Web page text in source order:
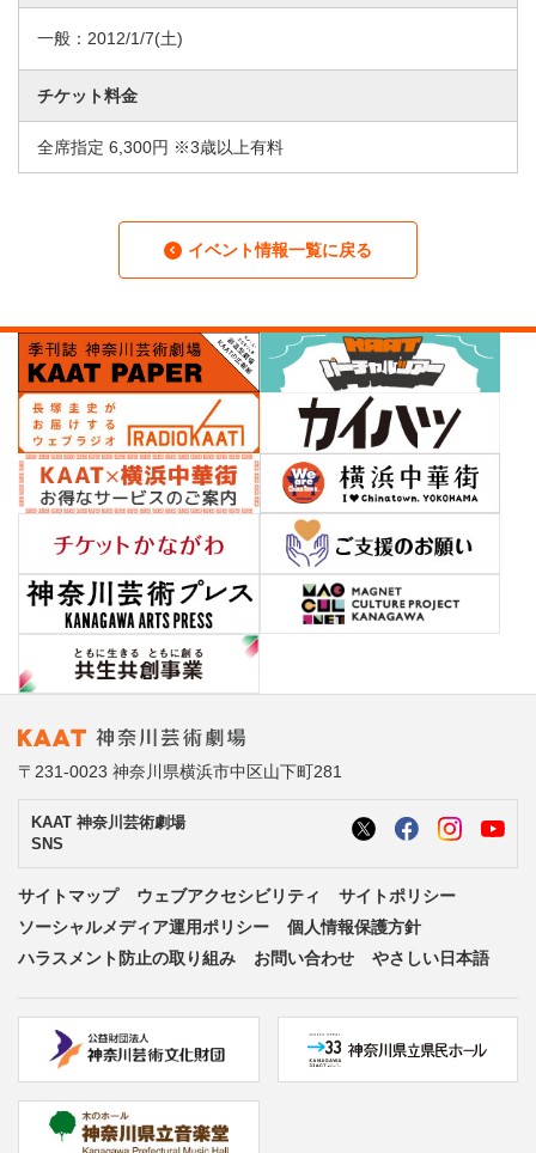
一般： 2012/1/7(土)
チケット料金
全席指定 6,300円 ※3歳以上有料
イベント情報一覧に戻る
〒231-0023 神奈川県横浜市中区山下町281
KAAT 神奈川芸術劇場
SNS
サイトマップ ウェブアクセシビリティ
サイトポリシー
ソーシャルメディア運用ポリシー
個人情報保護方針
ハラスメント防止の取り組み
お問い合わせ やさしい日本語